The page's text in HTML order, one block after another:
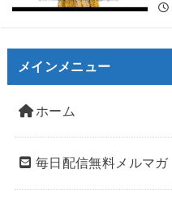
メインメニュー
ホーム
毎日配信無料メルマガ